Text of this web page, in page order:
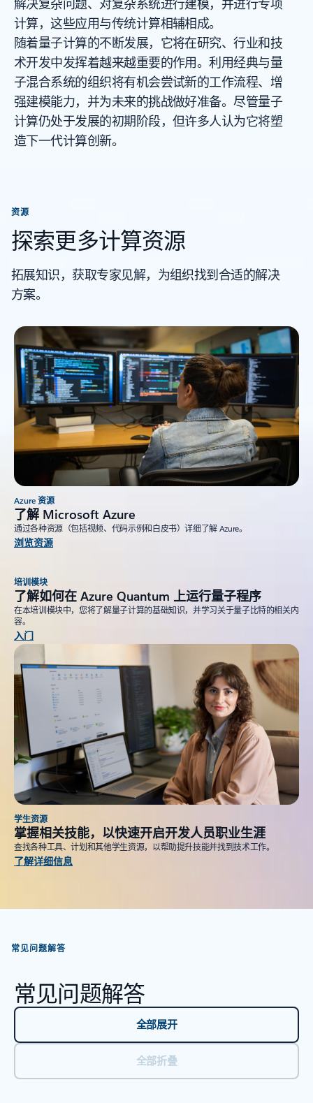
解决复杂问题、对复杂系统进行建模，并进行专项
计算，这些应用与传统计算相辅相成。
随着量子计算的不断发展，它将在研究、行业和技
术开发中发挥着越来越重要的作用。利用经典与量
子混合系统的组织将有机会尝试新的工作流程、增
强建模能力，并为未来的挑战做好准备。尽管量子
计算仍处于发展的初期阶段，但许多人认为它将塑
造下一代计算创新。
资源
探索更多计算资源
拓展知识，获取专家见解，为组织找到合适的解决
方案。
Azure 资源
了解 Microsoft Azure
通过各种资源（包括视频、代码示例和白皮书）详细了解 Azure。
浏览资源
培训模块
了解如何在 Azure Quantum 上运行量子程序
在本培训模块中，您将了解量子计算的基础知识，并学习关于量子比特的相关内
容。
入门
学生资源
掌握相关技能，以快速开启开发人员职业生涯
查找各种工具、计划和其他学生资源，以帮助提升技能并找到技术工作。
了解详细信息
常见问题解答
常见问题解答
全部展开
全部折叠